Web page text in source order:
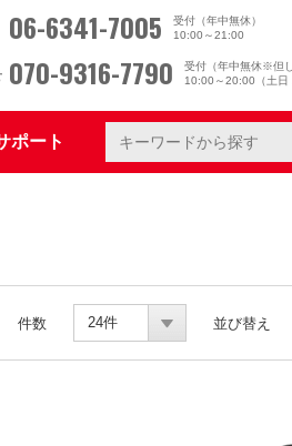
06-6341-7005
受付（年中無休）
10:00～21:00
070-9316-7790
受付（年中無休※但
10:00～20:00（土日
ポート
件数 24件 並び替え